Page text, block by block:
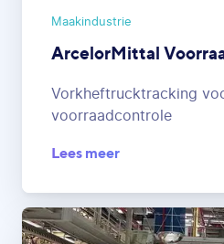
Maakindustrie
ArcelorMittal
Vorkheftrucktracking
voorraadcontrole
Lees meer